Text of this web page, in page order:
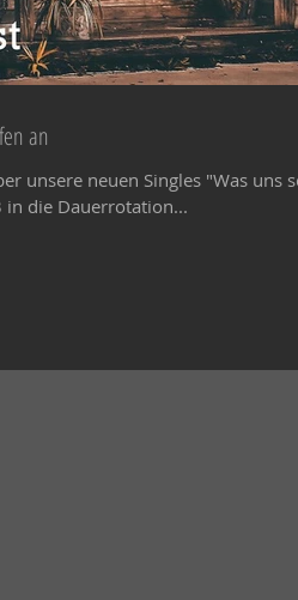
an
unsere neuen Singles "Was uns
in die Dauerrotation...